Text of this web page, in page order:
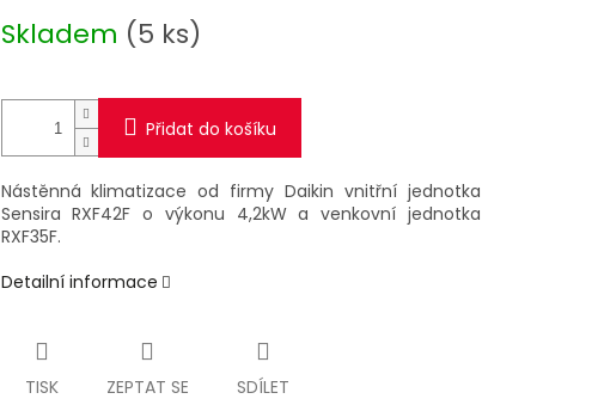
cena:
Skladem (5 ks)
Přidat do košíku
Nástěnná klimatizace od firmy Daikin vnitřní jednotka
Sensira RXF42Fo výkonu 4,2kW a venkovní jednotka
RXF35F.
Detailní informace
TISK ZEPTAT SE SDÍLET